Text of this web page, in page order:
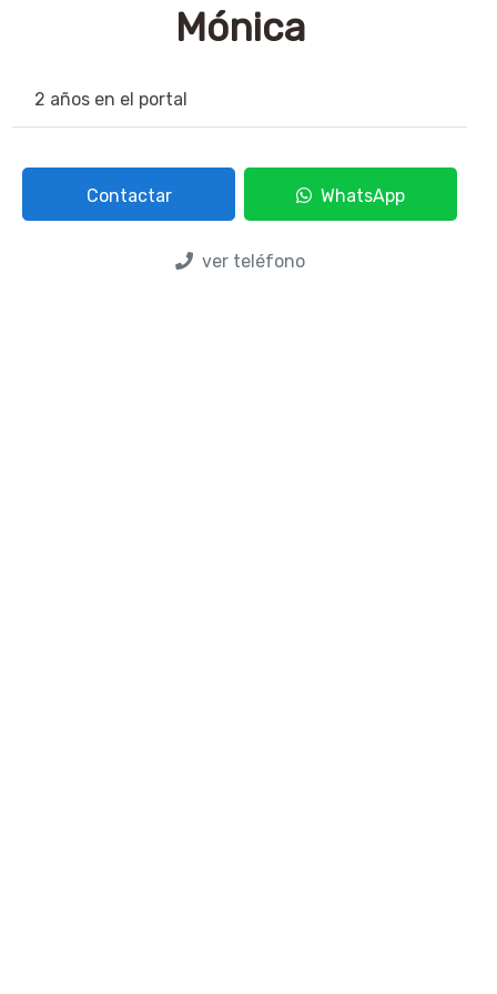
Mónica
2 años en el portal
Contactar WhatsApp
ver teléfono